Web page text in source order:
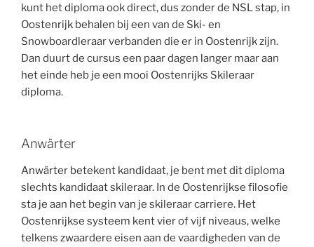
kunt het diploma ook direct, dus zonder de NSL stap, in
Oostenrijk behalen bij een van de Ski- en
Snowboardleraar verbanden die er in Oostenrijk zijn.
Dan duurt de cursus een paar dagen langer maar aan
het einde heb je een mooi Oostenrijks Skileraar
diploma.
Anwärter
Anwärter betekent kandidaat, je bent met dit diploma
slechts kandidaat skileraar. In de Oostenrijkse filosofie
sta je aan het begin van je skileraar carriere. Het
Oostenrijkse systeem kent vier of vijf niveaus, welke
telkens zwaardere eisen aan de vaardigheden van de